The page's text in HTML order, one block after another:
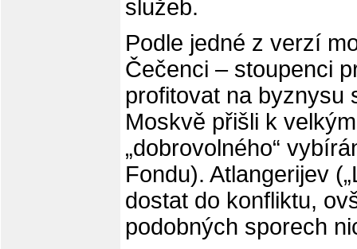
služeb.
Podle jedné z verzí
Čečenci – stoupenci
profitovat na byznysu
Moskvě přišli k
„dobrovolného“
Fondu). Atlangerijev
dostat do konfliktu,
podobných sporech